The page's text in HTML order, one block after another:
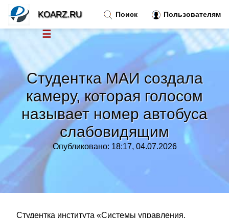
Студентка МАИ создала
камеру, которая голосом
называет номер автобуса
слабовидящим
Опубликовано: 18:17, 04.07.2026
Студентка института «Системы управления,
Поиск Пользователям
KOARZ.RU
☰
Тренды новостей»
Рубрики »
Правила »